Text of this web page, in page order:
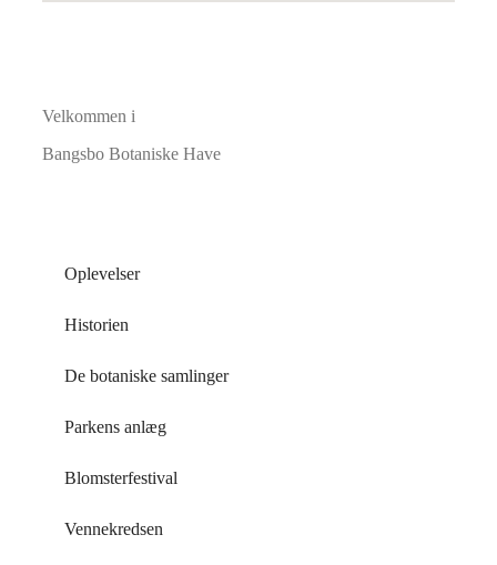
Velkommen i
Bangsbo Botaniske Have
Oplevelser
Historien
De botaniske samlinger
Parkens anlæg
Blomsterfestival
Vennekredsen